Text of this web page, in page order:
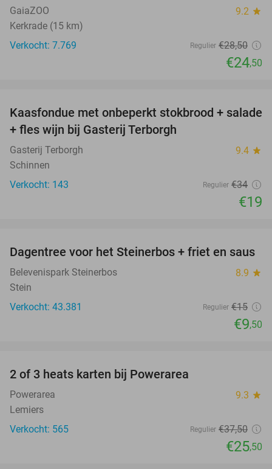
GaiaZOO 9.2 star
Kerkrade (15 km)
Verkocht: 7.769
Regulier €28,50
€24,50
44%
Kaasfondue met onbeperkt stokbrood + salade
+ fles wijn bij Gasterij Terborgh
Gasterij Terborgh 9.4 star
Schinnen
Verkocht: 143
Regulier €34
€19
37%
Dagentree voor het Steinerbos + friet en saus
Belevenispark Steinerbos 8.9 star
Stein
Verkocht: 43.381
Regulier €15
€9,50
2 of 3 heats karten bij Powerarea
Powerarea 9.3 star
Lemiers
Verkocht: 565
Regulier €37,50
€25,50